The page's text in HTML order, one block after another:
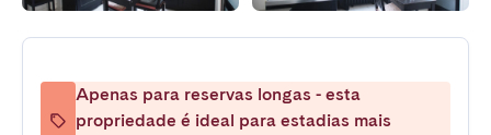
Apenas para reservas longas - esta
propriedade é ideal para estadias mais